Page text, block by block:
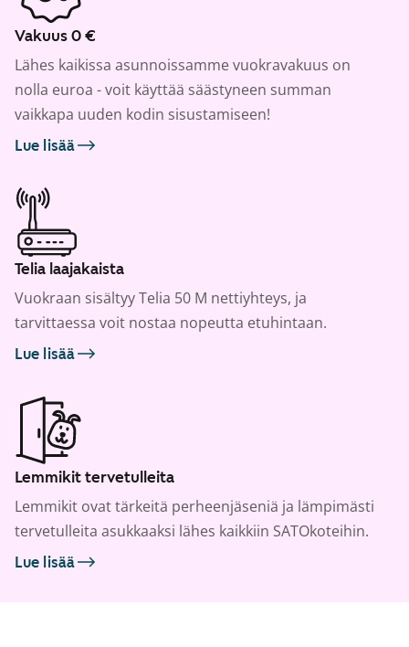
Vakuus 0 €
Lähes kaikissa asunnoissamme vuokravakuus on
nolla euroa - voit käyttää säästyneen summan
vaikkapa uuden kodin sisustamiseen!
Lue lisää
Telia laajakaista
Vuokraan sisältyy Telia 50 M nettiyhteys, ja
tarvittaessa voit nostaa nopeutta etuhintaan.
Lue lisää
Lemmikit tervetulleita
Lemmikit ovat tärkeitä perheenjäseniä ja lämpimästi
tervetulleita asukkaaksi lähes kaikkiin SATOkoteihin.
Lue lisää